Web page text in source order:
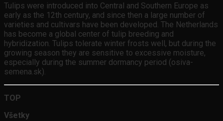
Tulips were introduced into Central and Southern Europe as
early as the 12th century, and since then a large number of
varieties and cultivars have been developed. The Netherlands
has become a global center of tulip breeding and
hybridization. Tulips tolerate winter frosts well, but during the
growing season they are sensitive to excessive moisture,
especially during the summer dormancy period (osiva-
semena.sk).
TOP
Všetky